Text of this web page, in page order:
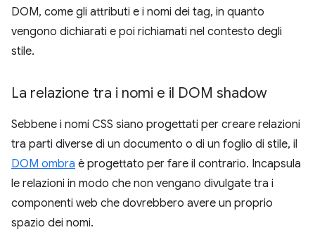
DOM, come gli attributi e i nomi dei tag, in quanto
vengono dichiarati e poi richiamati nel contesto degli
stile.
La relazione tra i nomi e il DOM shadow
Sebbene i nomi CSS siano progettati per creare relazioni
tra parti diverse di un documento o di un foglio di stile, il
DOM ombra è progettato per fare il contrario. Incapsula
le relazioni in modo che non vengano divulgate tra i
componenti web che dovrebbero avere un proprio
spazio dei nomi.